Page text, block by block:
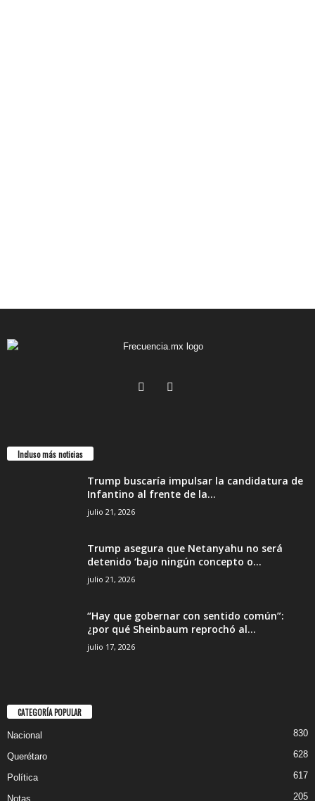
Incluso más noticias
Trump buscaría impulsar la candidatura de
Infantino al frente de la...
julio 21, 2026
Trump asegura que Netanyahu no será
detenido ‘bajo ningún concepto o...
julio 21, 2026
“Hay que gobernar con sentido común”:
¿por qué Sheinbaum reprochó al...
julio 17, 2026
CATEGORÍA POPULAR
Nacional 830
Querétaro 628
Política 617
Notas 205